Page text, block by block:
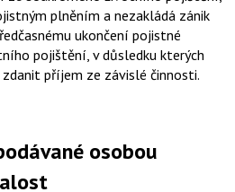
plněním a nezakládá zánik
ukončení pojistné
pojištění, v důsledku kterých
příjem ze závislé činnosti.
osobou